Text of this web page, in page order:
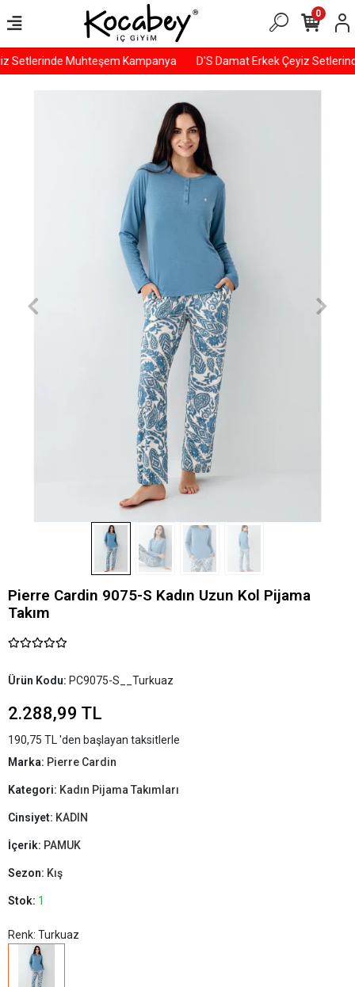
Setlerinde Muhteşem Kampanya D'S Damat Erkek Çeyiz
0
Pierre Cardin 9075-S Kadın Uzun Kol Pijama
Takım
Ürün Kodu: PC9075-S__Turkuaz
2.288,99 TL
190,75 TL 'den başlayan taksitlerle
Marka: Pierre Cardin
Kategori: Kadın Pijama Takımları
Cinsiyet: KADIN
İçerik: PAMUK
Sezon: Kış
Stok: 1
Renk: Turkuaz